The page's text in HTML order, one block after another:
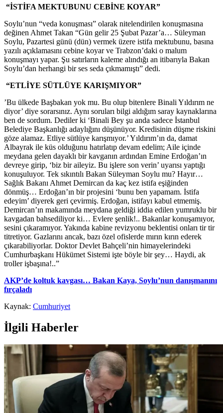
“İSTİFA MEKTUBUNU CEBİNE KOYAR”
Soylu’nun “veda konuşması” olarak nitelendirilen konuşmasına
değinen Ahmet Takan “Gün gelir 25 Şubat Pazar’a… Süleyman
Soylu, Pazartesi günü (dün) vermek üzere istifa mektubunu, basına
yazılı açıklamasını cebine koyar ve Trabzon’daki o malum
konuşmayı yapar. Şu satırların kaleme alındığı an itibarıyla Bakan
Soylu’dan herhangi bir ses seda çıkmamıştı” dedi.
“ETLİYE SÜTLÜYE KARIŞMIYOR”
’Bu ülkede Başbakan yok mu. Bu olup bitenlere Binali Yıldırım ne
diyor’ diye sorarsınız. Aynı soruları bilgi aldığım saray kaynaklarına
ben de sordum. Dediler ki ‘Binali Bey şu anda sadece İstanbul
Belediye Başkanlığı adaylığını düşünüyor. Kredisinin düşme riskini
göze alamaz. Etliye sütlüye karışmıyor.’ Yıldırım’ın da, damat
Albayrak ile küs olduğunu hatırlatıp devam edelim; Aile içinde
meydana gelen dayaklı bir kavganın ardından Emine Erdoğan’ın
devreye girip, ‘biz bir aileyiz. Bu işlere son verin’ uyarısı yaptığı
konuşuluyor. Tek sıkıntılı Bakan Süleyman Soylu mu? Hayır…
Sağlık Bakanı Ahmet Demircan da kaç kez istifa eşiğinden
dönmüş… Erdoğan’ın bir projesini ‘bunu ben yapamam. İstifa
edeyim’ diyerek geri çevirmiş. Erdoğan, istifayı kabul etmemiş.
Demircan’ın makamında meydana geldiği iddia edilen yumruklu bir
kavgadan bahsediliyor ki… Evlere şenlik!.. Bakanlar konuşamıyor,
sesini çıkaramıyor. Yakında kabine revizyonu beklentisi onları tir tir
titretiyor. Gazlarını ancak, bazı özel ofislerde mırın kırın ederek
çıkarabiliyorlar. Doktor Devlet Bahçeli’nin himayelerindeki
Cumhurbaşkanı Hükümet Sistemi işte böyle bir şey… Haydi, ak
troller işbaşına!..”
AKP’de koltuk kavgası… Bakan Kaya, Soylu’nun danışmanını
fırçaladı
Kaynak: Cumhuriyet
İlgili Haberler